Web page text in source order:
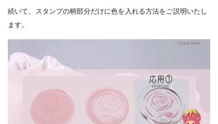
続いて、スタンプの柄部分だけに色を入れる方法をご説明いたし
ます。